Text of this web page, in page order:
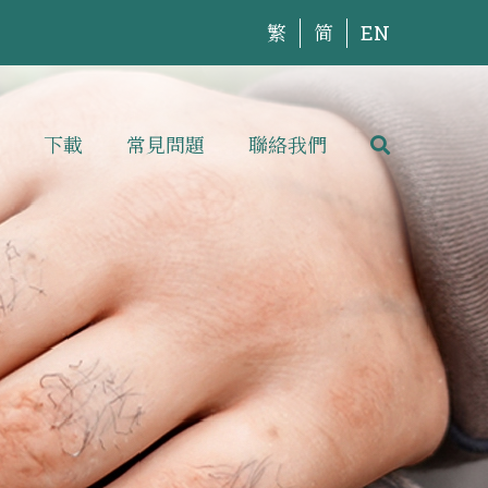
繁 简 EN
下載 常見問題 聯絡我們